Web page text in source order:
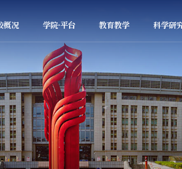
概况 学院·平台 教育教学 科学研